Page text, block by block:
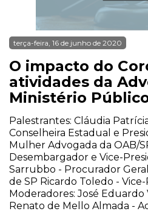
terça-feira, 16 de junho de 2020
O impacto do
atividades da
Ministério
Palestrantes: Cláudia
Conselheira Estadual e
Mulher Advogada da OAB/
Desembargador e Vice-
Sarrubbo - Procurador
de SP Ricardo Toledo -
Moderadores: José
Renato de Mello Almada -